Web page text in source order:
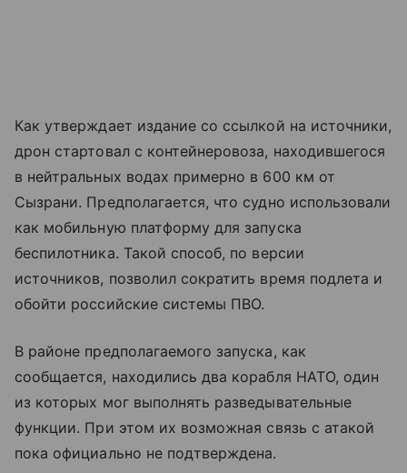
Как утверждает издание со ссылкой на источники,
дрон стартовал с контейнеровоза, находившегося
в нейтральных водах примерно в 600 км от
Сызрани. Предполагается, что судно использовали
как мобильную платформу для запуска
беспилотника. Такой способ, по версии
источников, позволил сократить время подлета и
обойти российские системы ПВО.
В районе предполагаемого запуска, как
сообщается, находились два корабля НАТО, один
из которых мог выполнять разведывательные
функции. При этом их возможная связь с атакой
пока официально не подтверждена.